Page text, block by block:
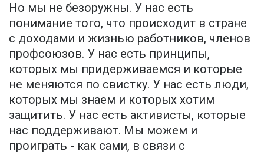
Но мы не безоружны. У нас есть
понимание того, что происходит в стране
с доходами и жизнью работников, членов
профсоюзов. У нас есть принципы,
которых мы придерживаемся и которые
не меняются по свистку. У нас есть люди,
которых мы знаем и которых хотим
защитить. У нас есть активисты, которые
нас поддерживают. Мы можем и
проиграть - как сами, в связи с